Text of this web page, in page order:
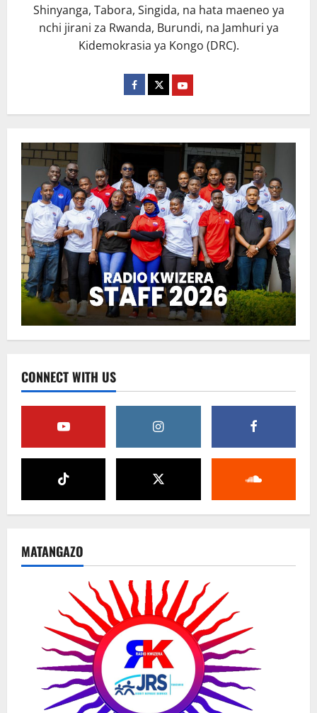
Shinyanga, Tabora, Singida, na hata maeneo ya
nchi jirani za Rwanda, Burundi, na Jamhuri ya
Kidemokrasia ya Kongo (DRC).
CONNECT WITH US
MATANGAZO